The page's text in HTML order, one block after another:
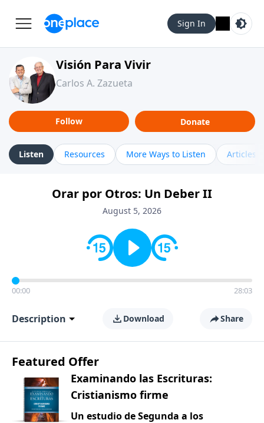
Sign In
Visión Para Vivir
Carlos A. Zazueta
Follow Donate
Listen Resources More Ways to Listen Articles
Orar por Otros: Un Deber II
August 5, 2026
00:00 28:03
Description Download Share
Featured Offer
Examinando las Escrituras:
Cristianismo firme
Un estudio de Segunda a los